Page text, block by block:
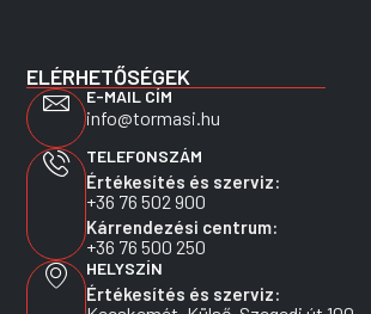
ELÉRHETŐSÉGEK
E-MAIL CÍM
info@tormasi.hu
TELEFONSZÁM
Értékesítés és szerviz:
+36 76 502 900
Kárrendezési centrum:
+36 76 500 250
HELYSZÍN
Értékesítés és szerviz: